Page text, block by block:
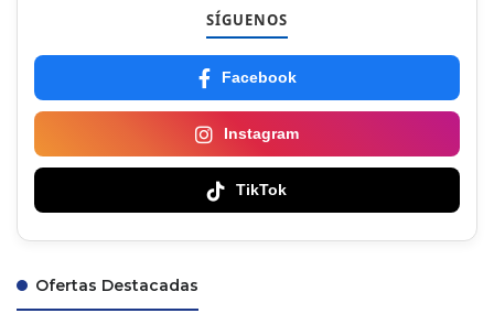
SÍGUENOS
Facebook
Instagram
TikTok
Ofertas Destacadas